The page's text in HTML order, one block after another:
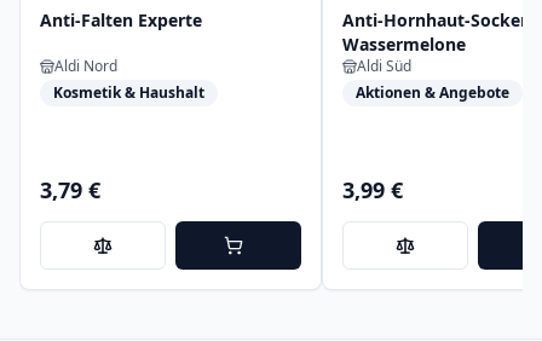
Anti-Falten Experte
Aldi Nord
Kosmetik & Haushalt
3,79 €
Anti-Hornhaut-Socken,
Wassermelone
Aldi Süd
Aktionen & Angebote
3,99 €